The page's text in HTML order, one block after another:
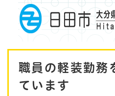
メニューを飛
職員の軽装勤務
ています